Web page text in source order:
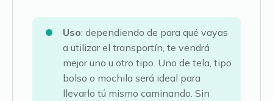
Uso: dependiendo de para qué vayas
a utilizar el transportín, te vendrá
mejor uno u otro tipo. Uno de tela, tipo
bolso o mochila será ideal para
llevarlo tú mismo caminando. Sin